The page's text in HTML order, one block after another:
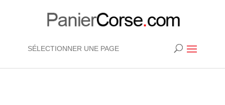
SÉLECTIONNER UNE PAGE